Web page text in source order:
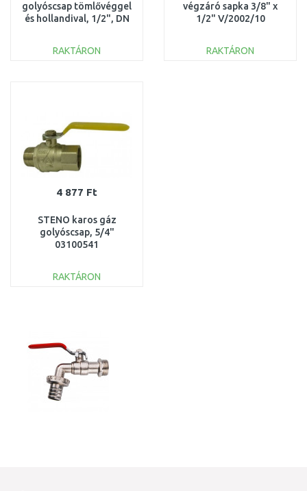
golyóscsap tömlővéggel
és hollandival, 1/2", DN
RAKTÁRON
végzáró sapka 3/8" x
1/2" V/2002/10
RAKTÁRON
4 877 Ft
STENO karos gáz
golyóscsap, 5/4"
03100541
RAKTÁRON